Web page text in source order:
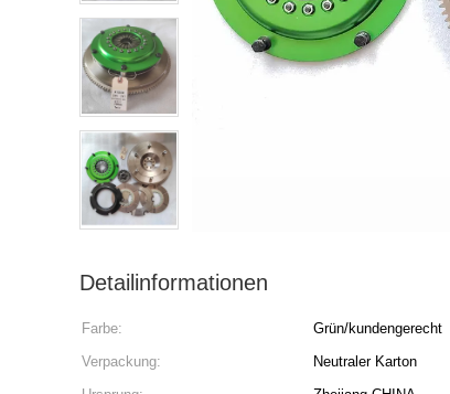
Detailinformationen
Farbe: Grün/kundengerecht
Verpackung:
Neutraler Karton